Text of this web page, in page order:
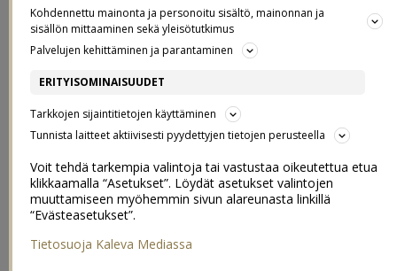
21.10.2019
Kohdennettu mainonta ja personoitu sisältö, mainonnan ja
sisällön mittaaminen sekä yleisötutkimus
Palvelujen kehittäminen ja parantaminen
ERITYISOMINAISUUDET
Tarkkojen sijaintitietojen käyttäminen
Tunnista laitteet aktiivisesti pyydettyjen tietojen perusteella
Voit tehdä tarkempia valintoja tai vastustaa oikeutettua etua
klikkaamalla “Asetukset”. Löydät asetukset valintojen
muuttamiseen myöhemmin sivun alareunasta linkillä
“Evästeasetukset”.
Tietosuoja Kaleva Mediassa